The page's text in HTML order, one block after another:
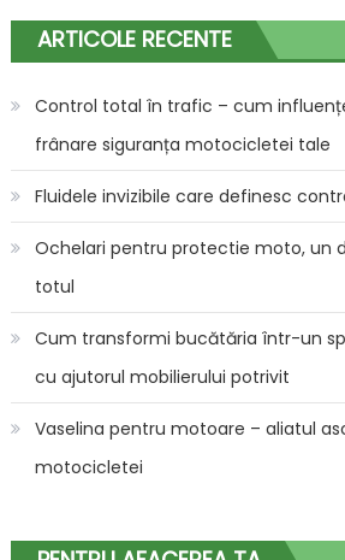
ARTICOLE RECENTE
Control total în trafic – cum
frânare siguranța motocicletei tale
Fluidele invizibile care definesc
Ochelari pentru protectie moto, un
totul
Cum transformi bucătăria într-un
cu ajutorul mobilierului potrivit
Vaselina pentru motoare – aliatul
motocicletei